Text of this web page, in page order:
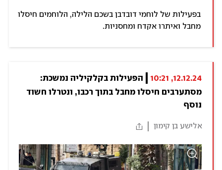
בפעילות של לוחמי דובדבן בשכם הלילה, הלוחמים חיסלו
מחבל ואיתרו אקדח ומחסניות.
12.12.24, 10:21
נוסף
אלישע בן קימון